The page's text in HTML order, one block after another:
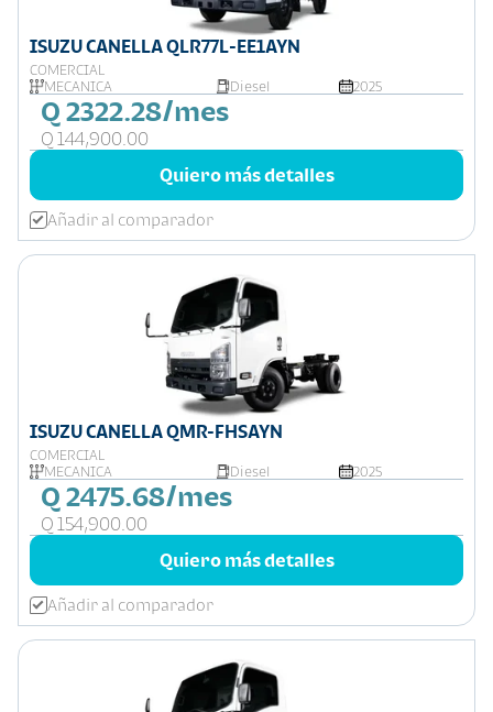
ISUZU CANELLA QLR77L-EE1AYN
COMERCIAL
MECANICA
Diesel 2025
Q 2322.28/mes
Q 144,900.00
Quiero más detalles
Añadir al comparador
ISUZU CANELLA QMR-FHSAYN
COMERCIAL
MECANICA
Diesel 2025
Q 2475.68/mes
Q 154,900.00
Quiero más detalles
Añadir al comparador